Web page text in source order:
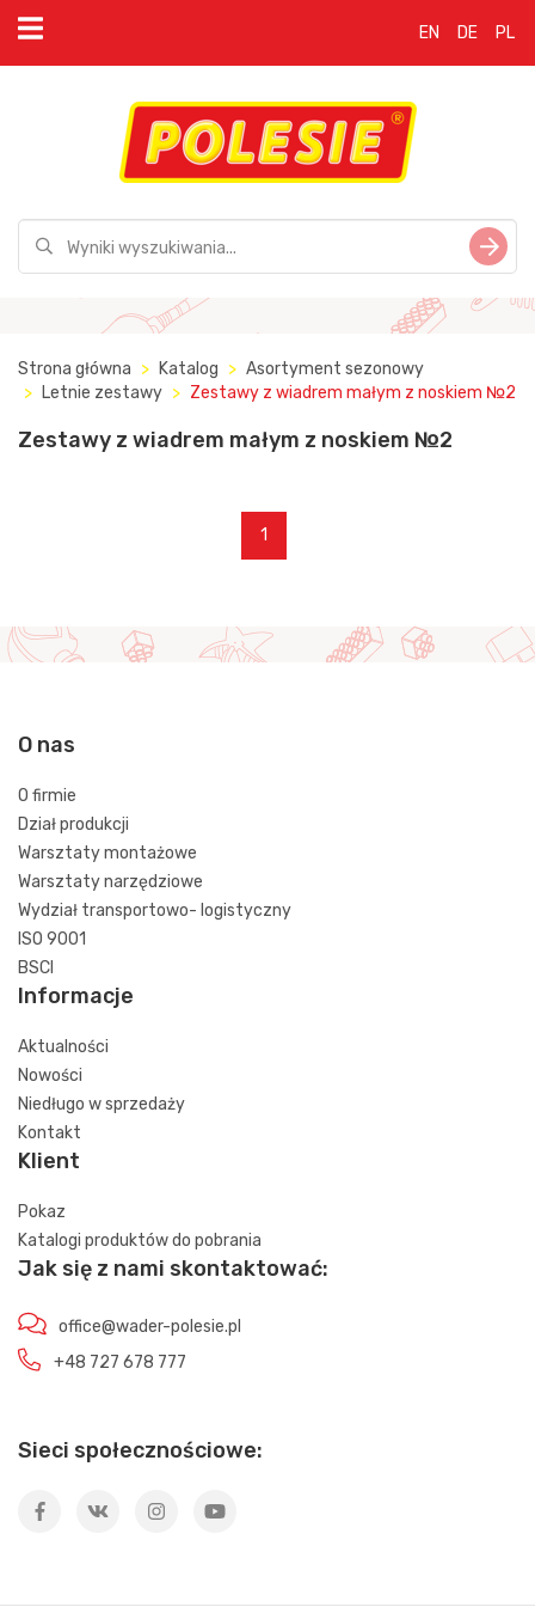
EN DE PL
Strona główna Katalog
Asortyment sezonowy
Letnie zestawy
Zestawy z wiadrem małym z noskiem №2
Zestawy z wiadrem małym z noskiem №2
1
O nas
O firmie
Dział produkcji
Warsztaty montażowe
Warsztaty narzędziowe
Wydział transportowo- logistyczny
ISO 9001
BSCI
Informacje
Aktualności
Nowości
Niedługo w sprzedaży
Kontakt
Klient
Pokaz
Katalogi produktów do pobrania
Jak się z nami skontaktować:
office@wader-polesie.pl
+48 727 678 777
Sieci społecznościowe: